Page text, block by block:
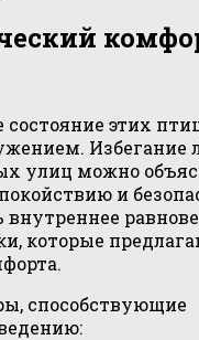
состояние этих
улиц можно
и
которые
способствующие